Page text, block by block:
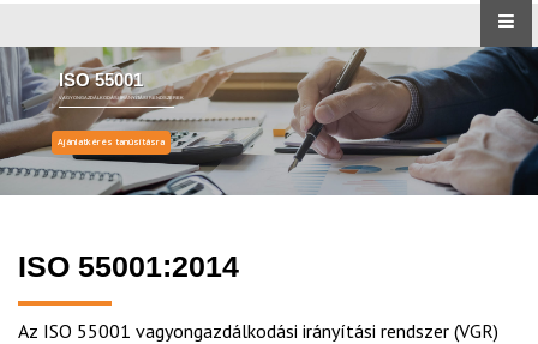
VAGYONGAZDÁLKODÁSI IRÁNYÍTÁSI RENDSZEREK
ISO 55001
Ajánlatkérés tanúsításra
ISO 55001:2014
Az ISO 55001 vagyongazdálkodási irányítási rendszer (VGR)